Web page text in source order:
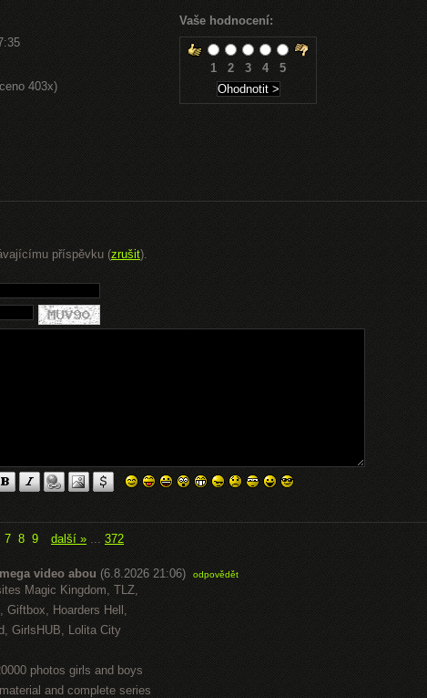
403x)
Vaše hodnocení:
1 2 3 4 5
příspěvku (zrušit).
7 8 9 další » ... 372
video abou (6.8.2026 21:06) odpovědět
Magic Kingdom, TLZ,
Giftbox, Hoarders Hell,
GirlsHUB, Lolita City
photos girls and boys
and complete series